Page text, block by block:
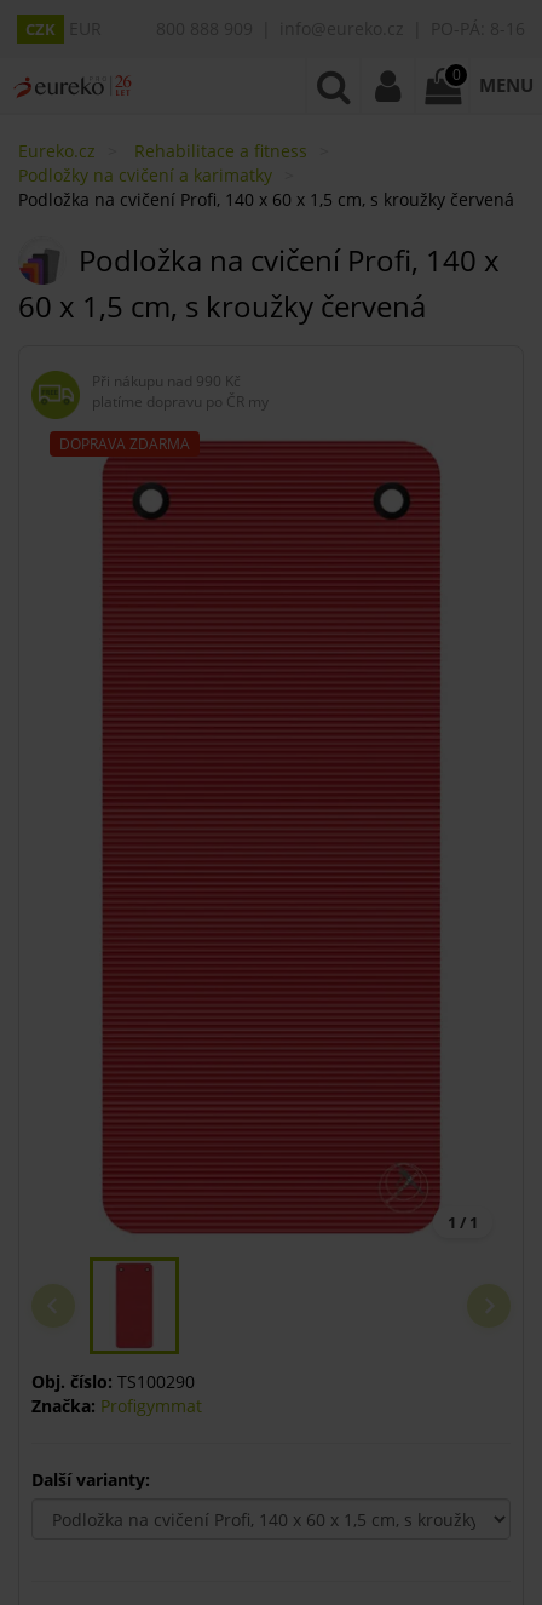
CZK
0 MENU
Eureko.cz
Rehabilitace a fitness
Podložky na cvičení a karimatky
Podložka na cvičení Profi, 140 x 60 x 1,5 cm, s kroužky červená
Podložka na cvičení Profi, 140 x
60 x 1,5 cm, s kroužky červená
Při nákupu nad 990 Kč
platíme dopravu po ČR my
DOPRAVA ZDARMA
1 / 1
Obj. číslo: TS100290
Značka: Profigymmat
Další varianty: